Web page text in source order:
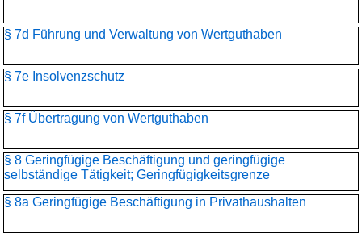
§ 7d Führung und Verwaltung von Wertguthaben
§ 7e Insolvenzschutz
§ 7f Übertragung von Wertguthaben
§ 8 Geringfügige Beschäftigung und geringfügige
selbständige Tätigkeit; Geringfügigkeitsgrenze
§ 8a Geringfügige Beschäftigung in Privathaushalten